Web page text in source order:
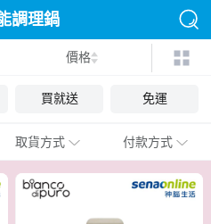
調理鍋
價格
買就送 免運
取貨方式 付款方式